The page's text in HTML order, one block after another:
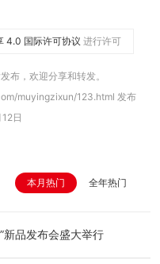
4.0 国际许可协议 进行许可
布，欢迎分享和转发。
muyingzixun/123.html 发布
日
本月热门 全年热门
新品发布会盛大举行